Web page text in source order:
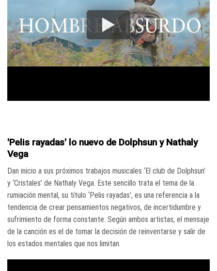
'Pelis rayadas' lo nuevo de Dolphsun y Nathaly
Vega
Dan inicio a sus próximos trabajos musicales ‘El club de Dolphsun’
y ‘Cristales’ de Nathaly Vega. Este sencillo trata el tema de la
rumiación mental, su título ‘Pelis rayadas’, es una referencia a la
tendencia de crear pensamientos negativos, de incertidumbre y
sufrimiento de forma constante. Según ambos artistas, el mensaje
de la canción es el de tomar la decisión de reinventarse y salir de
los estados mentales que nos limitan.